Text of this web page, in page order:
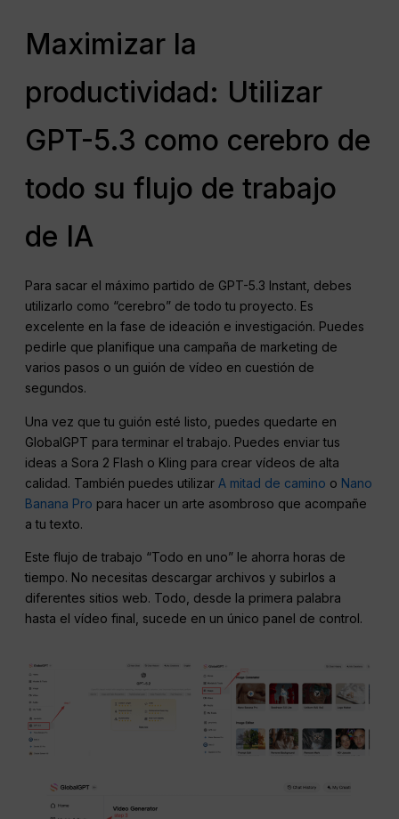
Maximizar la
productividad: Utilizar
GPT-5.3 como cerebro de
todo su flujo de trabajo
de IA
Para sacar el máximo partido de GPT-5.3 Instant, debes
utilizarlo como “cerebro” de todo tu proyecto. Es
excelente en la fase de ideación e investigación. Puedes
pedirle que planifique una campaña de marketing de
varios pasos o un guión de vídeo en cuestión de
segundos.
Una vez que tu guión esté listo, puedes quedarte en
GlobalGPT para terminar el trabajo. Puedes enviar tus
ideas a Sora 2 Flash o Kling para crear vídeos de alta
calidad. También puedes utilizarA mitad de camino o Nano
Banana Pro para hacer un arte asombroso que acompañe
a tu texto.
Este flujo de trabajo “Todo en uno” le ahorra horas de
tiempo. No necesitas descargar archivos y subirlos a
diferentes sitios web. Todo, desde la primera palabra
hasta el vídeo final, sucede en un único panel de control.